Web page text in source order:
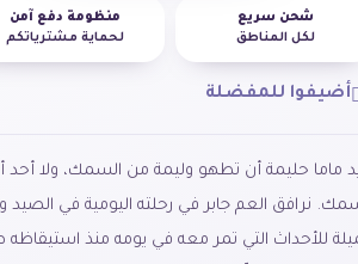
شحن سريع
لكل المناطق
منظومة دفع آمن
لحماية مشترياتكم
أضيفوا للمفضلة
ماما حليمة أن تطهو وليمة من السمك، ولا
نرافق العم جابر في رحلته اليومية في
للأحداث التي تمر معه في يومه منذ